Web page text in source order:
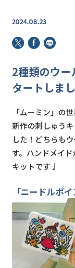
2024.08.23
2種類のウー
タートしま
「ムーミン」の
新作の刺しゅう
した！どちらも
す。ハンドメイ
キットです♩
「ニードルポ